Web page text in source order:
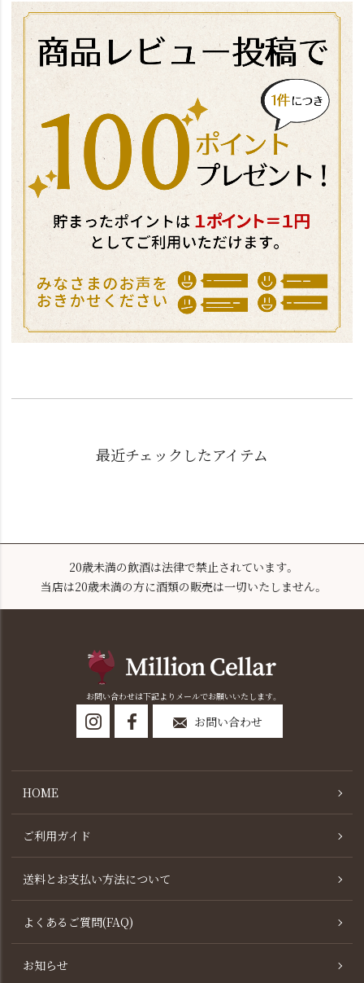
最近チェックしたアイテム
20歳未満の飲酒は法律で禁止されています。
当店は20歳未満の方に酒類の販売は一切いたしません。
お問い合わせは下記よりメールでお願いいたします。
お問い合わせ
HOME
ご利用ガイド
送料とお支払い方法について
よくあるご質問(FAQ)
お知らせ